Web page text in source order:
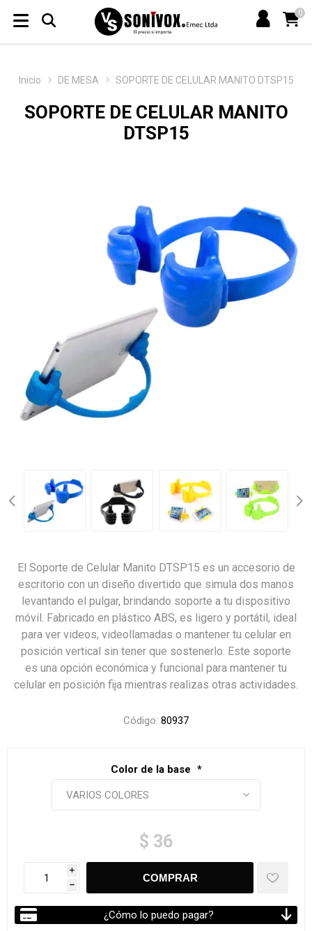
0
Inicio DE MESA SOPORTE DE CELULAR MANITO DTSP15
SOPORTE DE CELULAR MANITO
DTSP15
El Soporte de Celular Manito DTSP15 es un accesorio de
escritorio con un diseño divertido que simula dos manos
levantando el pulgar, brindando soporte a tu dispositivo
móvil. Fabricado en plástico ABS, es ligero y portátil, ideal
para ver videos, videollamadas o mantener tu celular en
posición vertical sin tener que sostenerlo. Este soporte
es una opción económica y funcional para mantener tu
celular en posición fija mientras realizas otras actividades.
Código: 80937
Color de la base *
$ 36
i
h
¿Cómo lo puedo pagar?